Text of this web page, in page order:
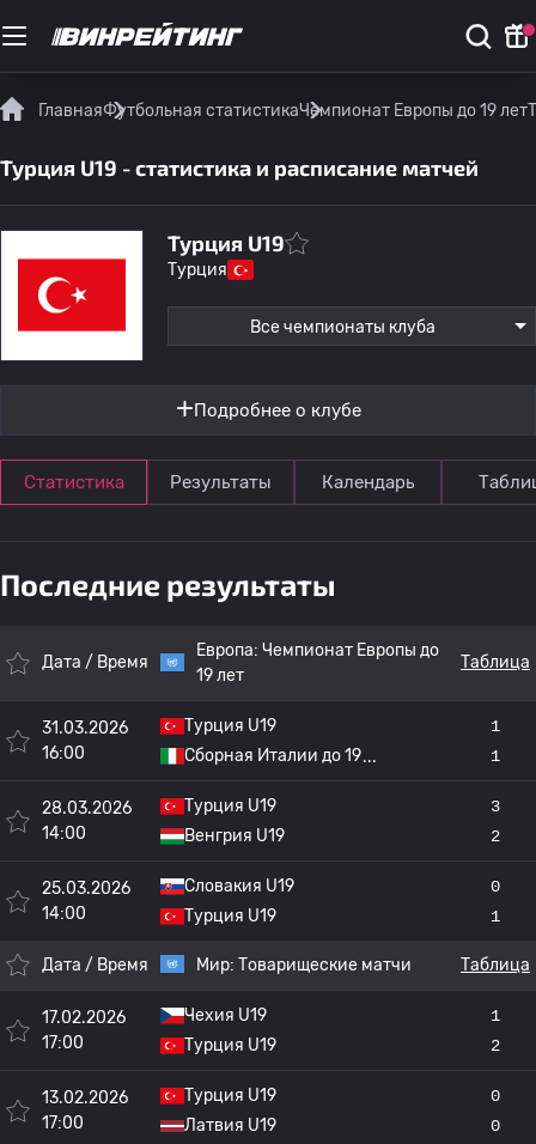
ГлавнаяФутбольная статистикаЧемпионат Европы до 19 лет
Турция U19 - статистика и расписание матчей
Турция U19
Турция
Все чемпионаты клуба
Подробнее о клубе
Статистика Результаты Календарь
Последние результаты
Дата / Время
Европа: Чемпионат Европы до
19 лет
Таблица
31.03.2026
16:00
Турция U19
Сборная Италии до 19
1
1
28.03.2026
14:00
Турция U19
Венгрия U19
3
2
25.03.2026
14:00
Словакия U19
Турция U19
0
1
Дата / Время Мир: Товарищеские матчи Таблица
17.02.2026
17:00
Чехия U19
Турция U19
1
2
13.02.2026
17:00
Турция U19
Латвия U19
0
0